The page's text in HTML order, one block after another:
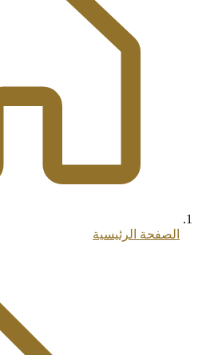
الصفحة الرئيسية